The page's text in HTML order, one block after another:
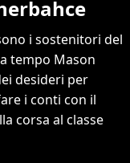
i sostenitori del
tempo Mason
desideri per
i conti con il
corsa al classe